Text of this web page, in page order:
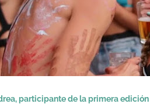
participante de la primera edición